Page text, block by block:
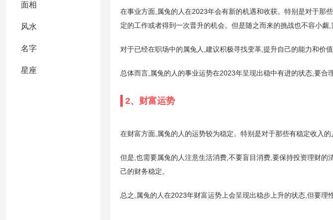
面相
风水
名字
星座
在事业方面,属兔的人在2023年会有新的机遇和收获。特别是对于那
定的工作或者得到一次晋升的机会。但是随之而来的挑战也不容小觑,
对于已经在职场中的属兔人,建议积极寻找变革,提升自己的能力和价
总体而言,属兔的人的事业运势在2023年呈现出稳中有进的状态,要合
2、财富运势
在财富方面,属兔的人的运势较为稳定。特别是对于那些有稳定收入
但是,也需要属兔的人注意生活消费,不要盲目消费,要保持投资理财的
己的财务稳定。
总之,属兔的人在2023年财富运势上会呈现出稳步上升的状态,但要理